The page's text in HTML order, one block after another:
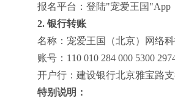
报名平台：登陆"宠爱王国"App
2. 银行转账
名称：宠爱王国（北京）网络
账号：110 010 284 000 5300
开户行：建设银行北京雅宝路
特别说明：